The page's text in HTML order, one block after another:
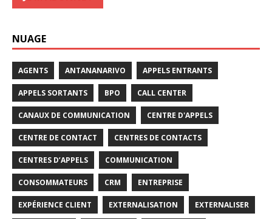
NUAGE
AGENTS ANTANANARIVO APPELS ENTRANTS
APPELS SORTANTS BPO CALL CENTER
CANAUX DE COMMUNICATION CENTRE D'APPELS
CENTRE DE CONTACT CENTRES DE CONTACTS
CENTRES D’APPELS COMMUNICATION
CONSOMMATEURS CRM ENTREPRISE
EXPÉRIENCE CLIENT EXTERNALISATION EXTERNALISER